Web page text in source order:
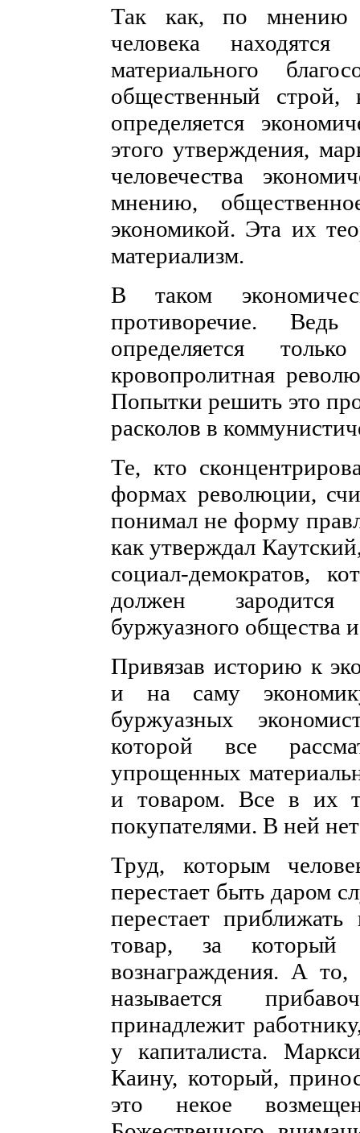
Так как, по мнению
человека
материального
общественный
определяется
этого утверждения,
человечества
мнению,
экономикой. Эта их
материализм.
В таком
противоречие.
определяется
кровопролитная
Попытки решить это
расколов в
Те, кто
формах революции,
понимал не форму
как утверждал
социал-демократов,
должен зародится
буржуазного общества
Привязав историю к
и на саму
буржуазных
которой все
упрощенных
и товаром. Все в их
покупателями. В ней
Труд, которым
перестает быть даром
перестает
товар, за который
вознаграждения. А
называется
принадлежит
у капиталиста.
Каину, который,
это некое